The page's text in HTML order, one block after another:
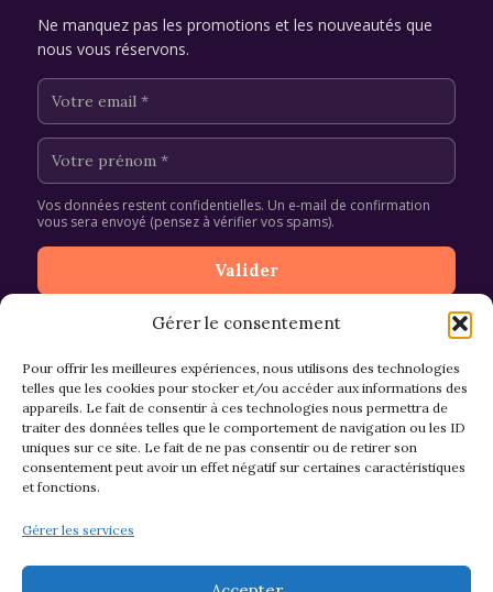
Gérer le consentement
Pour offrir les meilleures expériences, nous utilisons des technologies
telles que les cookies pour stocker et/ou accéder aux informations des
appareils. Le fait de consentir à ces technologies nous permettra de
traiter des données telles que le comportement de navigation ou les ID
uniques sur ce site. Le fait de ne pas consentir ou de retirer son
consentement peut avoir un effet négatif sur certaines caractéristiques
et fonctions.
Gérer les services
Ne manquez pas les promotions et les nouveautés que
nous vous réservons.
Vos données restent confidentielles. Un e-mail de confirmation
vous sera envoyé (pensez à vérifier vos spams).
CGV et Retours
Mentions légales & confidentialité